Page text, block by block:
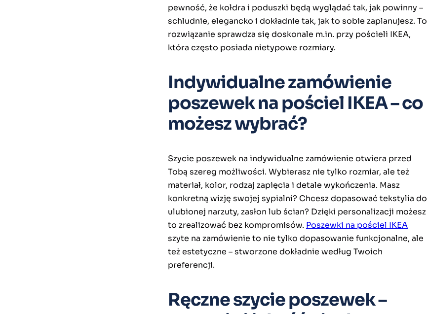
pewność, że kołdra i poduszki będą wyglądać tak, jak powinny –
schludnie, elegancko i dokładnie tak, jak to sobie zaplanujesz. To
rozwiązanie sprawdza się doskonale m.in. przy pościeli IKEA,
która często posiada nietypowe rozmiary.
Indywidualne zamówienie
poszewek na pościel IKEA – co
możesz wybrać?
Szycie poszewek na indywidualne zamówienie otwiera przed
Tobą szereg możliwości. Wybierasz nie tylko rozmiar, ale też
materiał, kolor, rodzaj zapięcia i detale wykończenia. Masz
konkretną wizję swojej sypialni? Chcesz dopasować tekstylia do
ulubionej narzuty, zasłon lub ścian? Dzięki personalizacji możesz
to zrealizować bez kompromisów. Poszewki na pościel IKEA
szyte na zamówienie to nie tylko dopasowanie funkcjonalne, ale
też estetyczne – stworzone dokładnie według Twoich
preferencji.
Ręczne szycie poszewek –